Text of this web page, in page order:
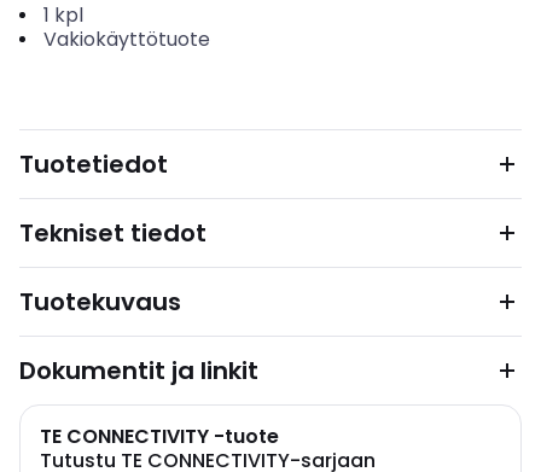
1 kpl
Vakiokäyttötuote
Tuotetiedot
Tekniset tiedot
Tuotekuvaus
Dokumentit ja linkit
TE CONNECTIVITY -tuote
Tutustu TE CONNECTIVITY-sarjaan